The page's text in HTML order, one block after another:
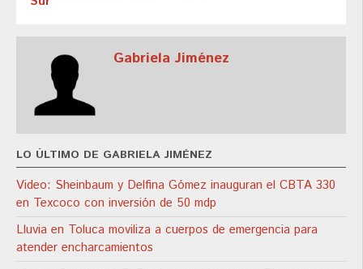
Gabriela Jiménez
LO ÚLTIMO DE GABRIELA JIMÉNEZ
Video: Sheinbaum y Delfina Gómez inauguran el CBTA 330
en Texcoco con inversión de 50 mdp
Lluvia en Toluca moviliza a cuerpos de emergencia para
atender encharcamientos